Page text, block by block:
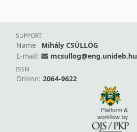
SUPPORT
Name
Mihály CSÜLLÖG
E-mail:
mcsullog@eng.unideb.hu
ISSN
Online: 2064-9622